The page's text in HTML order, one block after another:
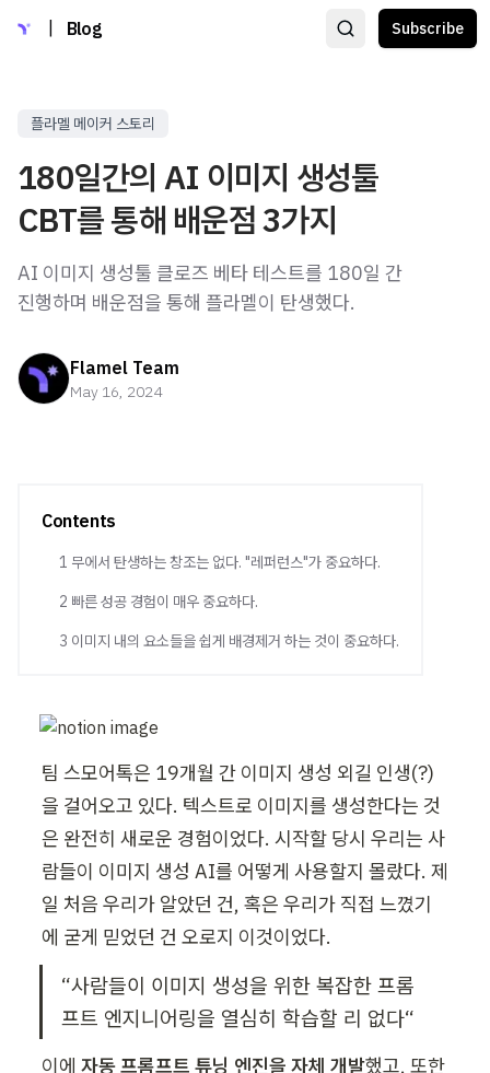
Blog Subscribe
플라멜 메이커 스토리
180일간의 AI 이미지 생성툴
CBT를 통해 배운점 3가지
AI 이미지 생성툴 클로즈 베타 테스트를 180일 간
진행하며 배운점을 통해 플라멜이 탄생했다.
Flamel Team
May 16, 2024
Contents
1 무에서 탄생하는 창조는 없다. "레퍼런스"가 중요하다.
2 빠른 성공 경험이 매우 중요하다.
3 이미지 내의 요소들을 쉽게 배경제거 하는 것이 중요하다.
팀 스모어톡은 19개월 간 이미지 생성 외길 인생(?)
을 걸어오고 있다. 텍스트로 이미지를 생성한다는 것
은 완전히 새로운 경험이었다. 시작할 당시 우리는 사
람들이 이미지 생성 AI를 어떻게 사용할지 몰랐다. 제
일 처음 우리가 알았던 건, 혹은 우리가 직접 느꼈기
에 굳게 믿었던 건 오로지 이것이었다.
“사람들이 이미지 생성을 위한 복잡한 프롬
프트 엔지니어링을 열심히 학습할 리 없다“
이에 자동 프롬프트 튜닝 엔진을 자체 개발했고, 또한